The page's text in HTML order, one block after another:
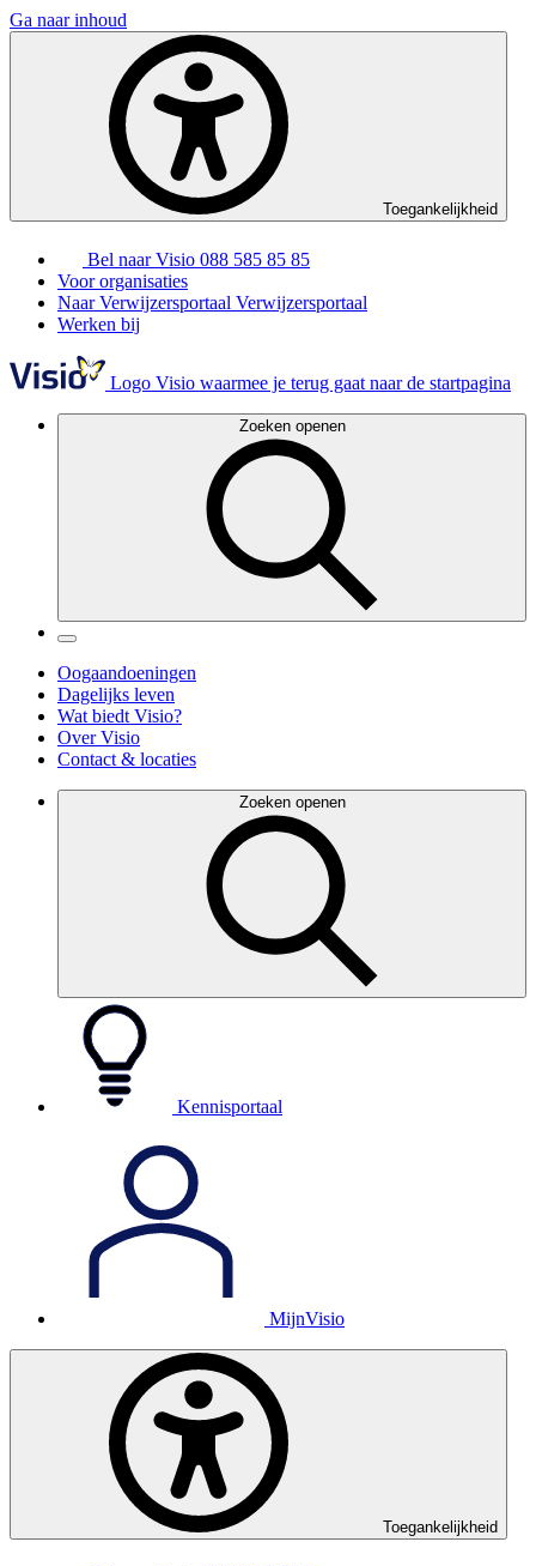
Ga naar inhoud
Toegankelijkheid
Bel naar Visio 088 585 85 85
Voor organisaties
Naar Verwijzersportaal Verwijzersportaal
Werken bij
Logo Visio waarmee je terug gaat naar de startpagina
Zoeken openen
Oogaandoeningen
Dagelijks leven
Wat biedt Visio?
Over Visio
Contact & locaties
Zoeken openen
Kennisportaal
MijnVisio
Toegankelijkheid